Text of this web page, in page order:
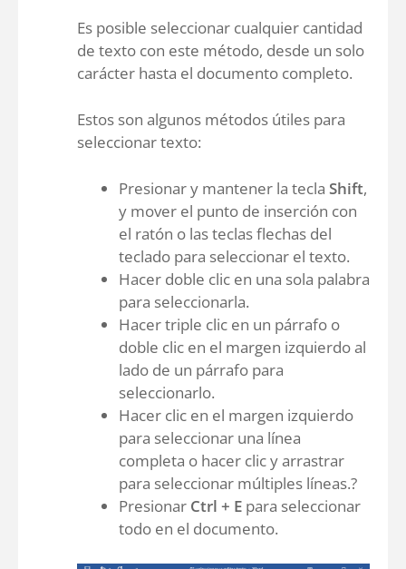
Es posible seleccionar cualquier cantidad
de texto con este método, desde un solo
carácter hasta el documento completo.
Estos son algunos métodos útiles para
seleccionar texto:
Presionar y mantener la tecla Shift,
y mover el punto de inserción con
el ratón o las teclas flechas del
teclado para seleccionar el texto.
Hacer doble clic en una sola palabra
para seleccionarla.
Hacer triple clic en un párrafo o
doble clic en el margen izquierdo al
lado de un párrafo para
seleccionarlo.
Hacer clic en el margen izquierdo
para seleccionar una línea
completa o hacer clic y arrastrar
para seleccionar múltiples líneas.?
Presionar Ctrl + E para seleccionar
todo en el documento.